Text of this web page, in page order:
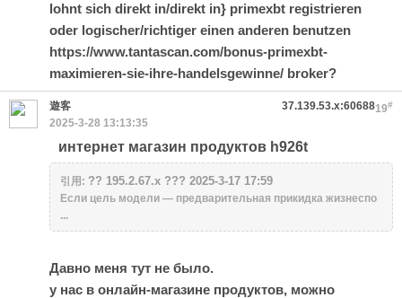
lohnt sich direkt in/direkt in} primexbt registrieren
oder logischer/richtiger einen anderen benutzen
https://www.tantascan.com/bonus-primexbt-
maximieren-sie-ihre-handelsgewinne/ broker?
19#
遊客
37.139.53.x:60688
2025-3-28 13:13:35
интернет магазин продуктов h926t
引用: ?? 195.2.67.x ??? 2025-3-17 17:59
Если цель модели — предварительная прикидка жизнеспо
...
Давно меня тут не было.
у нас в онлайн-магазине продуктов, можно